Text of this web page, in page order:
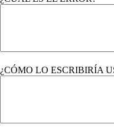
¿CÓMO LO ESCRIBIRÍA